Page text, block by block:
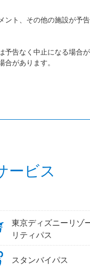
ト、その他の施設が予
告なく中止になる場合が
があります。
ービス
東京ディズニーリゾ
リティパス
スタンバイパス